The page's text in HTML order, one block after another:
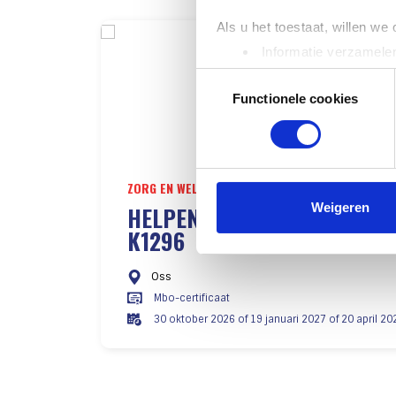
Als u het toestaat, willen we
Informatie
Uw apparaat
Lees meer over hoe uw
toestemming op elk
onze website goed
marketing en social media
Functionele cookies
Weigeren
ZORG EN WELZIJN
HELPENDE PLUS KEUZEDEEL
K1296
Oss
Mbo-certificaat
30 oktober 2026 of 19 januari 2027 of 20 april